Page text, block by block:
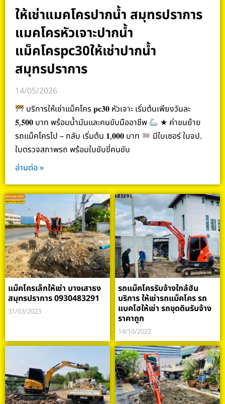
ให้เช่าแมคโครปากน้ำ สมุทรปราการ
แมคโครหัวเจาะปากน้ำ
แม็คโครpc30ให้เช่าปากน้ำ
สมุทรปราการ
14/05/2026
บริการให้เช่าแม็คโคร 𝐩𝐜𝟑𝟎 หัวเจาะ เริ่มต้นเพียงวันละ
𝟓,𝟓𝟎𝟎 บาท พร้อมน้ำมันและคนขับมืออาชีพ
★ ค่าขนย้าย
รถแม็คโครไป – กลับ เริ่มต้น 𝟏,𝟎𝟎𝟎 บาท
มีใบเซอร์ ใบจป.
ใบตรวจสภาพรถ พร้อมใบขับขี่คนขับ
อ่านต่อ »
แม็คโครเล็กให้เช่า บางเสาธง
สมุทรปราการ 0930483291
31/03/2023
รถแม็คโครรับจ้างใกล้ฮัน
บริการ ให้เช่ารถแม็คโคร รถ
แบคโฮให้เช่า รถขุดดินรับจ้าง
ราคาถูก
14/10/2022